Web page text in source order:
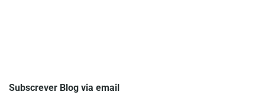
Subscrever Blog via email